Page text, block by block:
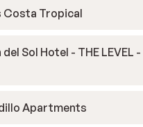
Costa Tropical
Sol Hotel - THE LEVEL
Apartments